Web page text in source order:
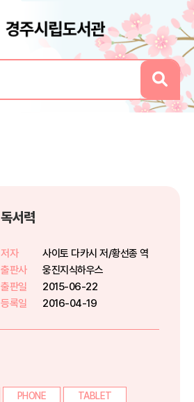
독서력
저자
사이토 다카시 저/황선종 역
출판사
웅진지식하우스
출판일
2015-06-22
등록일
2016-04-19
PHONE
TABLET